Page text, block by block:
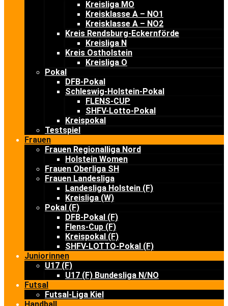
Kreisliga MO
Kreisklasse A – NO1
Kreisklasse A – NO2
Kreis Rendsburg-Eckernförde
Kreisliga N
Kreis Ostholstein
Kreisliga O
Pokal
DFB-Pokal
Schleswig-Holstein-Pokal
FLENS-CUP
SHFV-Lotto-Pokal
Kreispokal
Testspiel
Frauen
Frauen Regionalliga Nord
Holstein Women
Frauen Oberliga SH
Frauen Landesliga
Landesliga Holstein (F)
Kreisliga (W)
Pokal (F)
DFB-Pokal (F)
Flens-Cup (F)
Kreispokal (F)
SHFV-LOTTO-Pokal (F)
Juniorinnen
U17 (F)
U17 (F) Bundesliga N/NO
Futsal
Futsal-Liga Kiel